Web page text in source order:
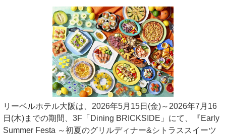
リーベルホテル大阪は、2026年5月15日(金)～2026年7月16
日(木)までの期間、3F「Dining BRICKSIDE」にて、『Early
Summer Festa ～初夏のグリルディナー&シトラススイーツ